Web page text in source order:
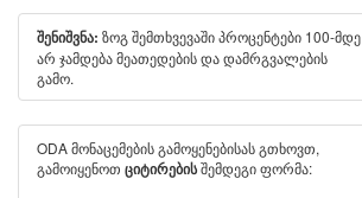
შენიშვნა: ზოგ შემთხვევაში პროცენტები 100-მდე
არ ჯამდება მეათედების და დამრგვალების
გამო.
ODA მონაცემების გამოყენებისას გთხოვთ,
გამოიყენოთ ციტირებისშემდეგი ფორმა: